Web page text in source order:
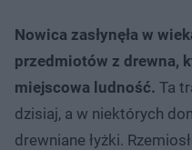
Nowica zasłynęła w
przedmiotów z drewna,
miejscowa ludność. Ta
dzisiaj, a w niektórych
drewniane łyżki.